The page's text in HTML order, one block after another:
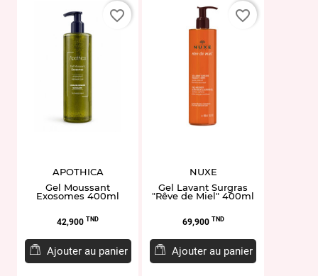
APOTHICA
Gel Moussant
Exosomes 400ml
Prix
42,900 TND
Ajouter au panier
favorite_border
NUXE
Gel Lavant Surgras
"Rêve de Miel" 400ml
Prix
69,900 TND
Ajouter au panier
favorite_border